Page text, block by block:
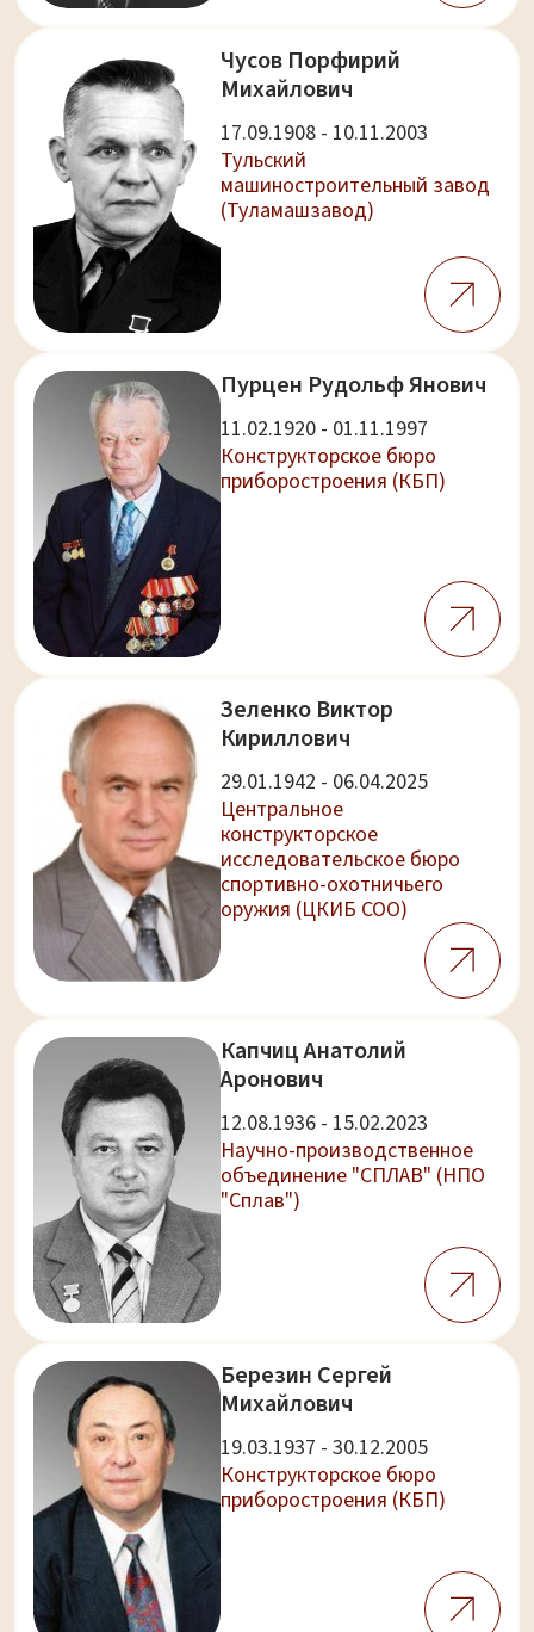
Чусов Порфирий
Михайлович
17.09.1908 - 10.11.2003
Тульский
машиностроительный завод
(Туламашзавод)
Пурцен Рудольф Янович
11.02.1920 - 01.11.1997
Конструкторское бюро
приборостроения (КБП)
Зеленко Виктор
Кириллович
29.01.1942 - 06.04.2025
Центральное
конструкторское
исследовательское бюро
спортивно-охотничьего
оружия (ЦКИБ СОО)
Капчиц Анатолий
Аронович
12.08.1936 - 15.02.2023
Научно-производственное
объединение "СПЛАВ" (НПО
"Сплав")
Березин Сергей
Михайлович
19.03.1937 - 30.12.2005
Конструкторское бюро
приборостроения (КБП)